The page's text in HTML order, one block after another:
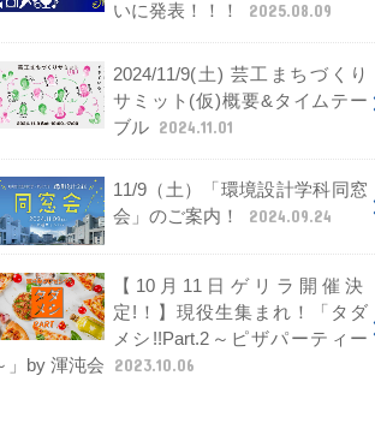
いに発表！！！
2025.08.09
2024/11/9(土) 芸工まちづくり
サミット(仮)概要&タイムテー
ブル 2024.11.01
11/9（土）「環境設計学科同窓
会」のご案内！
2024.09.24
【10月11日ゲリラ開催決
定!！】現役生集まれ！「タダ
メシ!!Part.2～ピザパーティー
」by 渾沌会
2023.10.06